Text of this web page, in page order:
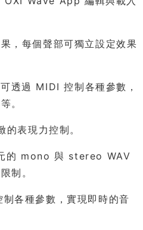
，每個聲部可獨立設定效果
透過 MIDI 控制各種參數，
。
表現力控制。
的 mono 與 stereo WAV
制。
各種參數，實現即時的音